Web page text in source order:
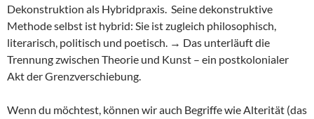
Dekonstruktion als Hybridpraxis. Seine dekonstruktive
Methode selbst ist hybrid: Sie ist zugleich philosophisch,
literarisch, politisch und poetisch. → Das unterläuft die
Trennung zwischen Theorie und Kunst – ein postkolonialer
Akt der Grenzverschiebung.
Wenn du möchtest, können wir auch Begriffe wie Alterität (das